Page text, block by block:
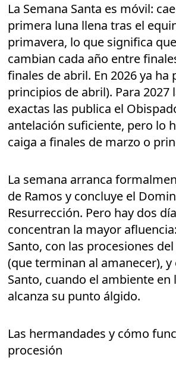
La Semana Santa es móvil:
primera luna llena tras el
primavera, lo que significa
cambian cada año entre
finales de abril. En 2026 ya ha
principios de abril). Para 2027
exactas las publica el
antelación suficiente, pero lo
caiga a finales de marzo o
La semana arranca
de Ramos y concluye el
Resurrección. Pero hay dos
concentran la mayor
Santo, con las procesiones
(que terminan al amanecer), y
Santo, cuando el ambiente en
alcanza su punto álgido.
Las hermandades y cómo
procesión